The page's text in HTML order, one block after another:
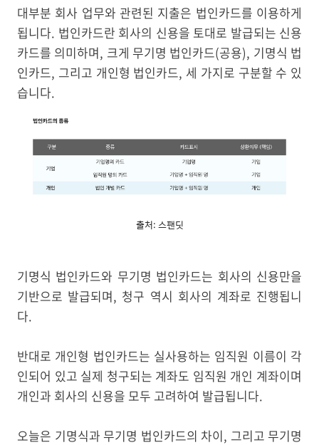
대부분 회사 업무와 관련된 지출은 법인카드를 이용하게
됩니다. 법인카드란 회사의 신용을 토대로 발급되는 신용
카드를 의미하며, 크게 무기명 법인카드(공용), 기명식 법
인카드, 그리고 개인형 법인카드, 세 가지로 구분할 수 있
습니다.
출처: 스팬딧
기명식 법인카드와 무기명 법인카드는 회사의 신용만을
기반으로 발급되며, 청구 역시 회사의 계좌로 진행됩니
다.
반대로 개인형 법인카드는 실사용하는 임직원 이름이 각
인되어 있고 실제 청구되는 계좌도 임직원 개인 계좌이며
개인과 회사의 신용을 모두 고려하여 발급됩니다.
오늘은 기명식과 무기명 법인카드의 차이, 그리고 무기명